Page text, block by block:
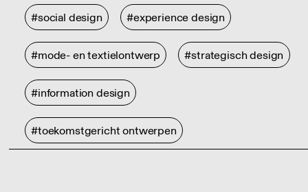
#social design #experience design
#mode- en textielontwerp #strategisch design
#information design
#toekomstgericht ontwerpen